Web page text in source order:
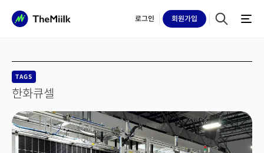
로그인 회원가입
TAGS
한화큐셀